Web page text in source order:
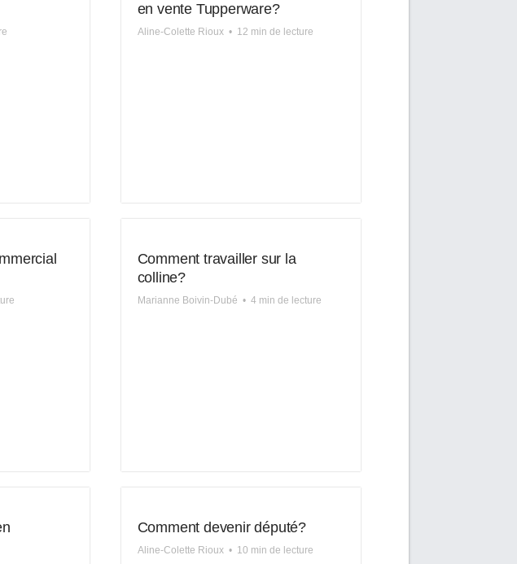
en vente Tupperware?
Aline-Colette Rioux • 12 min de lecture
Comment travailler sur la
colline?
Marianne Boivin-Dubé • 4 min de lecture
Comment devenir député?
Aline-Colette Rioux • 10 min de lecture